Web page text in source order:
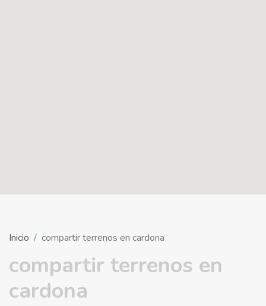
Inicio compartir terrenos en cardona
compartir terrenos en
cardona